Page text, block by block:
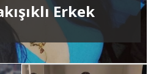
Erkek